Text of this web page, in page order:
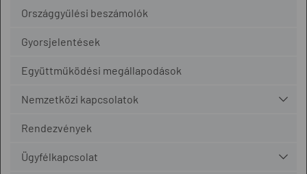
Országgyűlési beszámolók
Gyorsjelentések
Együttműködési megállapodások
Nemzetközi kapcsolatok
Rendezvények
Ügyfélkapcsolat